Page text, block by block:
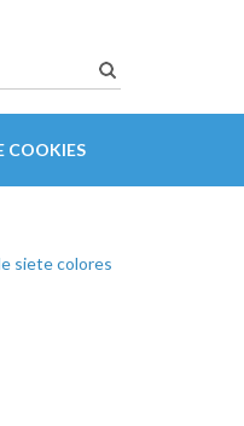
COOKIES
siete colores